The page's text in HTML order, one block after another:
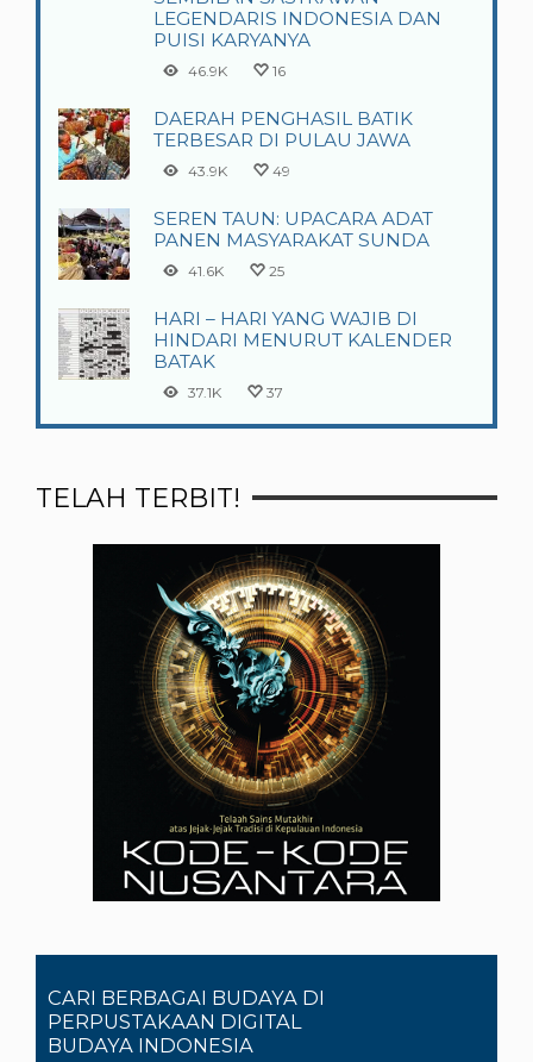
LEGENDARIS INDONESIA DAN
PUISI KARYANYA
46.9K 16
DAERAH PENGHASIL BATIK
TERBESAR DI PULAU JAWA
43.9K 49
SEREN TAUN: UPACARA ADAT
PANEN MASYARAKAT SUNDA
41.6K 25
HARI – HARI YANG WAJIB DI
HINDARI MENURUT KALENDER
BATAK
37.1K 37
TELAH TERBIT!
CARI BERBAGAI BUDAYA DI
PERPUSTAKAAN DIGITAL
BUDAYA INDONESIA